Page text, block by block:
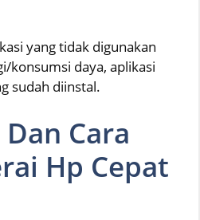
yang tidak digunakan
konsumsi daya, aplikasi
sudah diinstal.
Cara
Hp Cepat